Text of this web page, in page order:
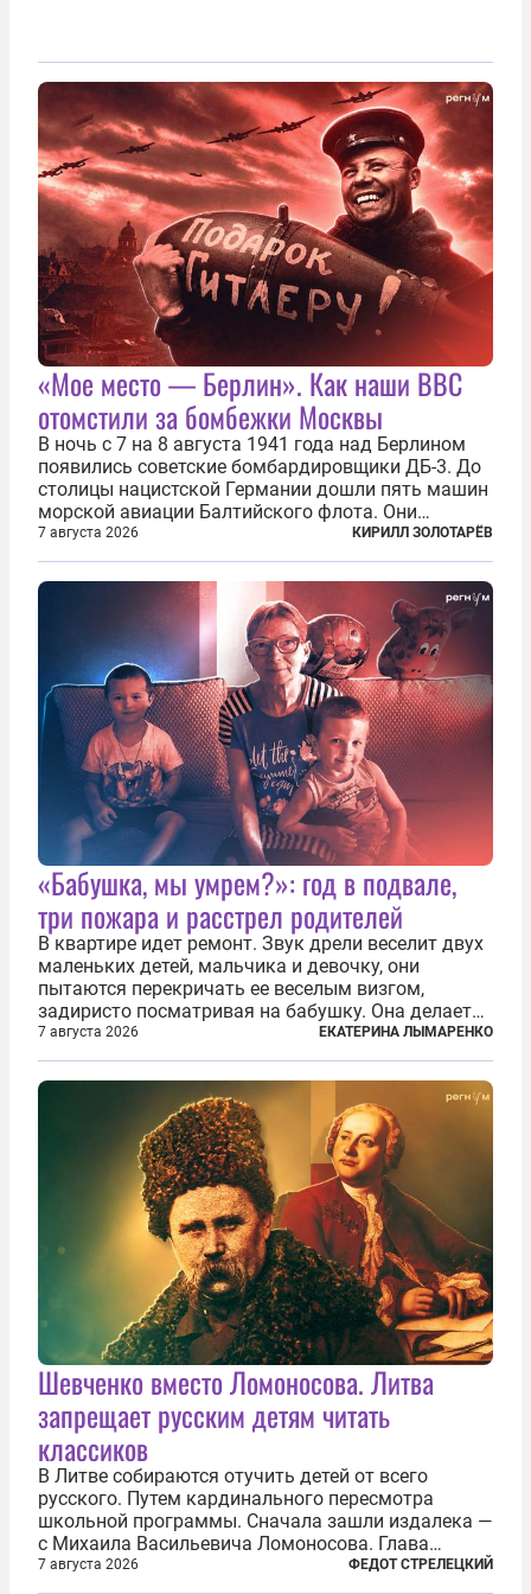
«Мое место — Берлин». Как наши ВВС
отомстили за бомбежки Москвы
В ночь с 7 на 8 августа 1941 года над Берлином
появились советские бомбардировщики ДБ-3. До
столицы нацистской Германии дошли пять машин
морской авиации Балтийского флота. Они
сбросили бомбы на город, который в тот момент
жил в полной уверенности, что война идет где-то
далеко на востоке, Красная...
7 августа 2026 КИРИЛЛ ЗОЛОТАРЁВ
«Бабушка, мы умрем?»: год в подвале,
три пожара и расстрел родителей
В квартире идет ремонт. Звук дрели веселит двух
маленьких детей, мальчика и девочку, они
пытаются перекричать ее веселым визгом,
задиристо посматривая на бабушку. Она делает
им замечание, но внуки чувствуют, что она
сердится невсерьез. И это правда: дрель, конечно,
сверлит противно, но всё...
7 августа 2026 ЕКАТЕРИНА ЛЫМАРЕНКО
Шевченко вместо Ломоносова. Литва
запрещает русским детям читать
классиков
В Литве собираются отучить детей от всего
русского. Путем кардинального пересмотра
школьной программы. Сначала зашли издалека —
с Михаила Васильевича Ломоносова. Глава
правительства Литвы Миндаугас Синкявичюс
предложил исключить его тексты из программ
7 августа 2026 ФЕДОТ СТРЕЛЕЦКИЙ